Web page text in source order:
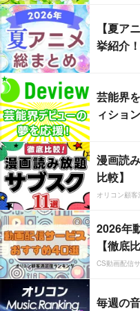
【夏ア
挙紹介！
芸能界
ィショ
漫画読
比較】
オリコン顧
2026年
【徹底
CS動画配信
毎週の